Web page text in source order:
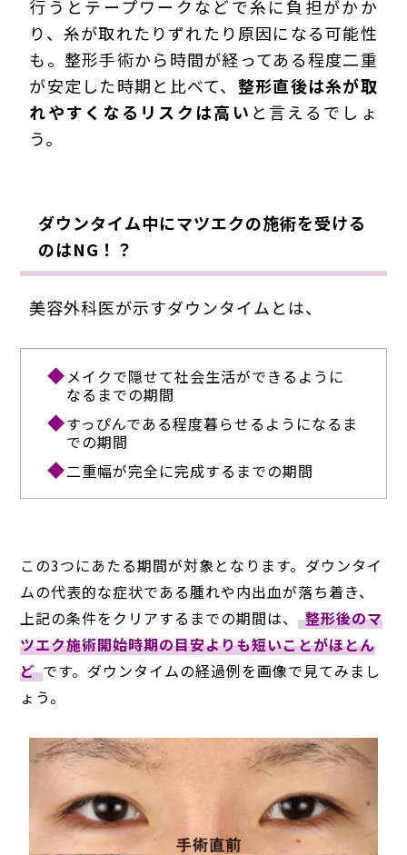
行うとテープワークなどで糸に負担がかか
り、糸が取れたりずれたり原因になる可能性
も。整形手術から時間が経ってある程度二重
が安定した時期と比べて、 整形直後は糸が取
れやすくなるリスクは高い と言えるでしょ
う。
ダウンタイム中にマツエクの施術を受ける
のはNG！？
美容外科医が示すダウンタイムとは、
メイクで隠せて社会生活ができるように
なるまでの期間
すっぴんである程度暮らせるようになるま
での期間
二重幅が完全に完成するまでの期間
この3つにあたる期間が対象となります。ダウンタイ
ムの代表的な症状である腫れや内出血が落ち着き、
上記の条件をクリアするまでの期間は、 整形後のマ
ツエク施術開始時期の目安よりも短いことがほとん
ど です。ダウンタイムの経過例を画像で見てみまし
ょう。